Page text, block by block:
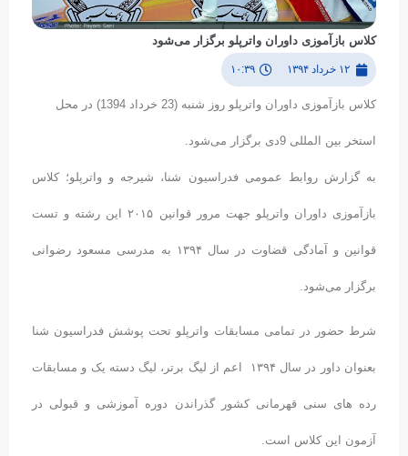
کلاس بازآموزی داوران واترپلو برگزار می‌شود
۱۲ خرداد ۱۳۹۴ ۱۰:۳۹
کلاس بازآموزی داوران واترپلو روز شنبه (23 خرداد 1394) در محل
استخر بین المللی 9دی برگزار می‌شود.
به گزارش روابط عمومی فدراسیون شنا، شیرجه و واترپلو؛ کلاس
بازآموزی داوران واترپلو جهت مرور قوانین ۲۰۱۵ این رشته و تست
قوانین و آمادگی قضاوت در سال ۱۳۹۴ به مدرسی مسعود رضوانی
برگزار می‌شود.
شرط حضور در تمامی مسابقات واترپلو تحت پوشش فدراسیون شنا
بعنوان داور در سال ۱۳۹۴ اعم از لیگ برتر، لیگ دسته یک و مسابقات
رده های سنی قهرمانی کشور گذراندن دوره آموزشی و قبولی در
آزمون این کلاس است.